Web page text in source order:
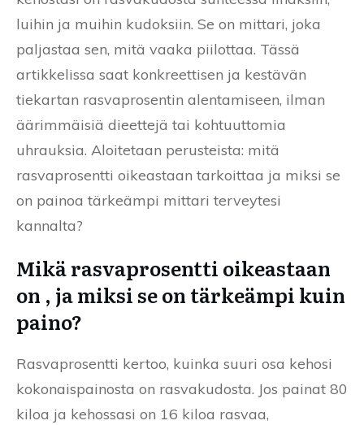
luihin ja muihin kudoksiin. Se on mittari, joka
paljastaa sen, mitä vaaka piilottaa. Tässä
artikkelissa saat konkreettisen ja kestävän
tiekartan rasvaprosentin alentamiseen, ilman
äärimmäisiä dieettejä tai kohtuuttomia
uhrauksia. Aloitetaan perusteista: mitä
rasvaprosentti oikeastaan tarkoittaa ja miksi se
on painoa tärkeämpi mittari terveytesi
kannalta?
Mikä rasvaprosentti oikeastaan
on , ja miksi se on tärkeämpi kuin
paino?
Rasvaprosentti kertoo, kuinka suuri osa kehosi
kokonaispainosta on rasvakudosta. Jos painat 80
kiloa ja kehossasi on 16 kiloa rasvaa,